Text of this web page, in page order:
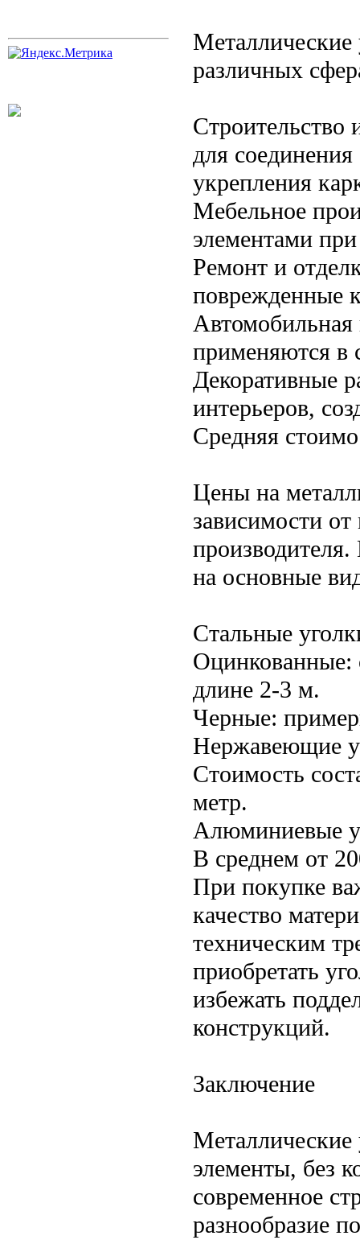
Металлические
различных
Строительство
для
укрепления
Мебельное
элементами
Ремонт и
поврежденные
применяются в
Декоративные
интерьеров,
Средняя
Цены на
зависимости
на основные
Стальные
Оцинкованные:
длине 2-3 м.
Черные:
Нержавеющие
Стоимость
метр.
Алюминиевые
В среднем от
При покупке
качество
техническим
приобретать
избежать
конструкций.
Заключение
элементы, без
современное
разнообразие